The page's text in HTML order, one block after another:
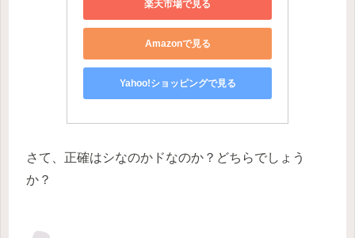
楽天市場で見る
Amazonで見る
Yahoo!ショッピングで見る
さて、正確はシなのかドなのか？どちらでしょう
か？